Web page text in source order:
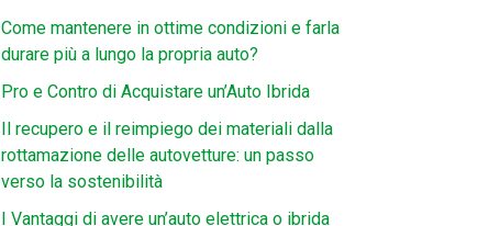
Come mantenere in ottime condizioni e farla
durare più a lungo la propria auto?
Pro e Contro di Acquistare un’Auto Ibrida
Il recupero e il reimpiego dei materiali dalla
rottamazione delle autovetture: un passo
verso la sostenibilità
I Vantaggi di avere un’auto elettrica o ibrida